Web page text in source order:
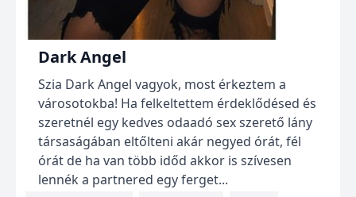
Dark Angel
Szia Dark Angel vagyok, most érkeztem a
városotokba! Ha felkeltettem érdeklődésed és
szeretnél egy kedves odaadó sex szerető lány
társaságában eltőlteni akár negyed órát, fél
órát de ha van több időd akkor is szívesen
lennék a partnered egy ferget...